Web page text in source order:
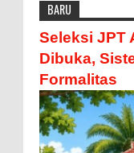
BARU
Seleksi JPT
Dibuka,
Formalitas